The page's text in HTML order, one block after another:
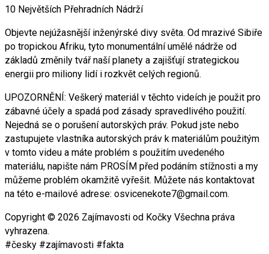
10 Největších Přehradních Nádrží
Objevte nejúžasnější inženýrské divy světa. Od mrazivé Sibiře
po tropickou Afriku, tyto monumentální umělé nádrže od
základů změnily tvář naší planety a zajišťují strategickou
energii pro miliony lidí i rozkvět celých regionů.
UPOZORNĚNÍ: Veškerý materiál v těchto videích je použit pro
zábavné účely a spadá pod zásady spravedlivého použití.
Nejedná se o porušení autorských práv. Pokud jste nebo
zastupujete vlastníka autorských práv k materiálům použitým
v tomto videu a máte problém s použitím uvedeného
materiálu, napište nám PROSÍM před podáním stížnosti a my
můžeme problém okamžitě vyřešit. Můžete nás kontaktovat
na této e-mailové adrese: osvicenekote7@gmail.com.
Copyright © 2026 Zajímavosti od Kočky Všechna práva
vyhrazena.
#česky #zajímavosti #fakta